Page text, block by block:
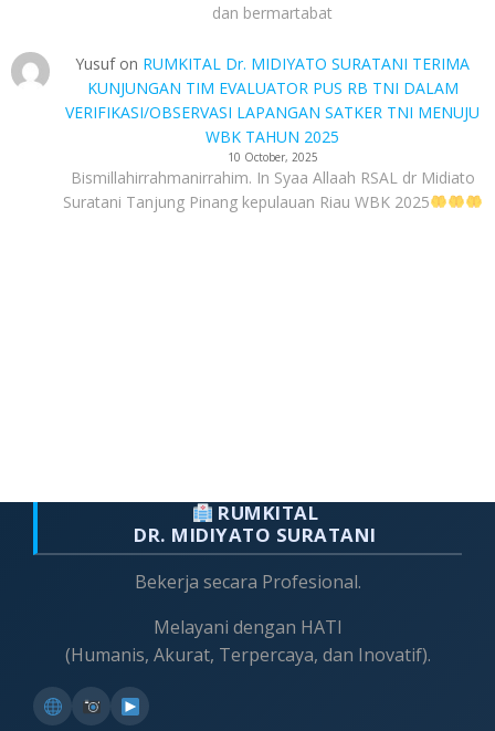
dan bermartabat
Yusufon RUMKITAL Dr. MIDIYATO SURATANI TERIMA
KUNJUNGAN TIM EVALUATOR PUS RB TNI DALAM
VERIFIKASI/OBSERVASI LAPANGAN SATKER TNI MENUJU
WBK TAHUN 2025
10 October, 2025
Bismillahirrahmanirrahim. In Syaa Allaah RSAL dr Midiato
Suratani Tanjung Pinang kepulauan Riau WBK 2025
RUMKITAL
DR. MIDIYATO SURATANI
Bekerja secara Profesional.
Melayani dengan HATI
(Humanis, Akurat, Terpercaya, dan Inovatif).